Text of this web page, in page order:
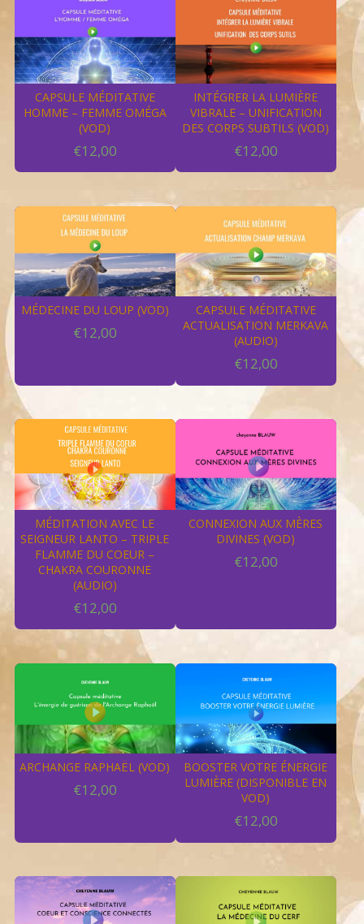
CAPSULE MÉDITATIVE
HOMME – FEMME OMÉGA
(VOD)
€12,00
INTÉGRER LA LUMIÈRE
VIBRALE – UNIFICATION
DES CORPS SUBTILS (VOD)
€12,00
MÉDECINE DU LOUP (VOD)
€12,00
CAPSULE MÉDITATIVE
ACTUALISATION MERKAVA
(AUDIO)
€12,00
MÉDITATION AVEC LE
SEIGNEUR LANTO – TRIPLE
FLAMME DU COEUR –
CHAKRA COURONNE
(AUDIO)
€12,00
CONNEXION AUX MÈRES
DIVINES (VOD)
€12,00
ARCHANGE RAPHAËL (VOD)
€12,00
BOOSTER VOTRE ÉNERGIE
LUMIÈRE (DISPONIBLE EN
VOD)
€12,00